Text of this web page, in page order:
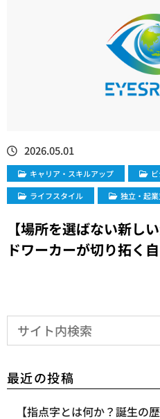
2026.05.01
キャリア・スキルアップ
ライフスタイル
独立・起
【場所を選ばない新し
ドワーカーが切り拓く
最近の投稿
【指点字とは何か？誕生の